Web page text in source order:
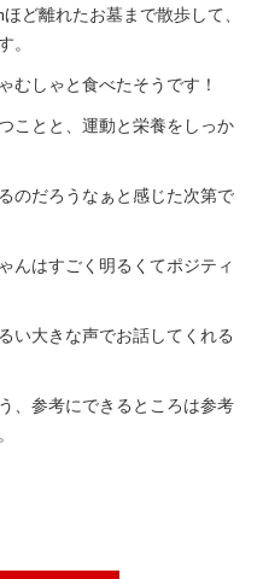
ど離れたお墓まで散歩して、
むしゃと食べたそうです！
ことと、運動と栄養をしっか
のだろうなぁと感じた次第で
んはすごく明るくてポジティ
い大きな声でお話してくれる
、参考にできるところは参考